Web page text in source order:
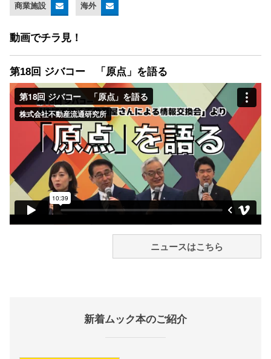
商業施設 海外
動画でチラ見！
第18回 ジバコー 「原点」を語る
ニュースはこちら
新着ムック本のご紹介